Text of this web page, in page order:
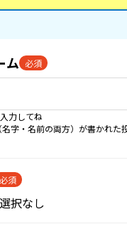
ム 必須
力してね
字・名前の両方）が書かれた
必須
選択なし